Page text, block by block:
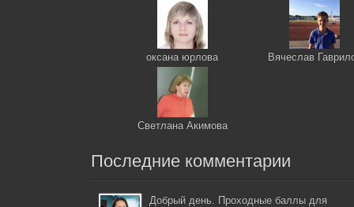
оксана юрлова Вячеслав
Светлана Акимова
Последние комментарии
Добрый день. Проходные баллы для